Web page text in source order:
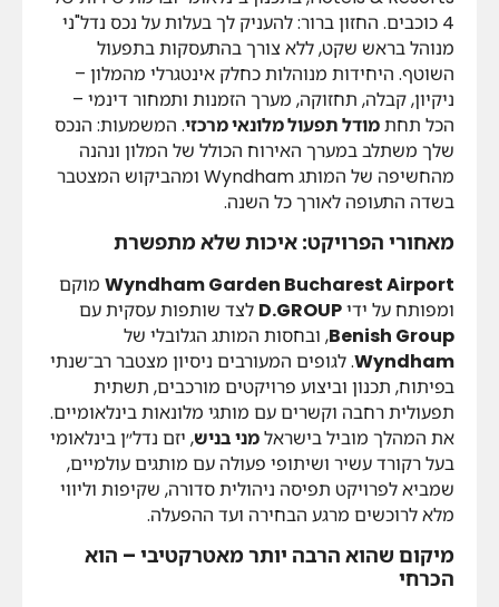
4 כוכבים. החזון ברור: להעניק לך בעלות על נכס נדל"ני
מנוהל בראש שקט, ללא צורך בהתעסקות בתפעול
השוטף. היחידות מנוהלות כחלק אינטגרלי מהמלון –
ניקיון, קבלה, תחזוקה, מערך הזמנות ותמחור דינמי –
הכל תחתמודל תפעול מלונאי מרכזי. המשמעות: הנכס
שלך משתלב במערך האירוח הכולל של המלון ונהנה
מהחשיפה של המותג Wyndham ומהביקוש המצטבר
בשדה התעופה לאורך כל השנה.
מאחורי הפרויקט: איכות שלא מתפשרת
Wyndham Garden Bucharest Airport מוקם
ומפותח על ידיD.GROUP לצד שותפות עסקית עם
Benish Group, ובחסות המותג הגלובלי של
Wyndham. לגופים המעורבים ניסיון מצטבר רב־שנתי
בפיתוח, תכנון וביצוע פרויקטים מורכבים, תשתית
תפעולית רחבה וקשרים עם מותגי מלונאות בינלאומיים.
את המהלך מוביל בישראלמני בניש, יזם נדל״ן בינלאומי
בעל רקורד עשיר ושיתופי פעולה עם מותגים עולמיים,
שמביא לפרויקט תפיסה ניהולית סדורה, שקיפות וליווי
מלא לרוכשים מרגע הבחירה ועד ההפעלה.
מיקום שהוא הרבה יותר מאטרקטיבי – הוא
הכרחי